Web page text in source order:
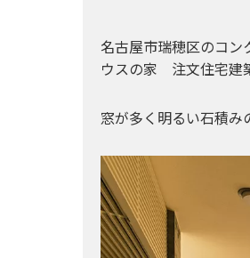
名古屋市瑞穂区のコ
ウスの家 注文住宅建
窓が多く明るい石積み